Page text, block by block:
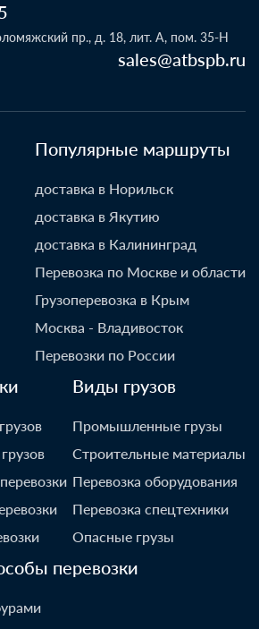
пр., д. 18, лит. А, пом. 35-Н
sales@atbspb.ru
Популярные маршруты
доставка в Норильск
доставка в Якутию
доставка в Калининград
Перевозка по Москве и области
Грузоперевозка в Крым
Москва - Владивосток
Перевозки по России
Виды грузов
Промышленные грузы
Строительные материалы
Перевозка оборудования
Перевозка спецтехники
Опасные грузы
перевозки